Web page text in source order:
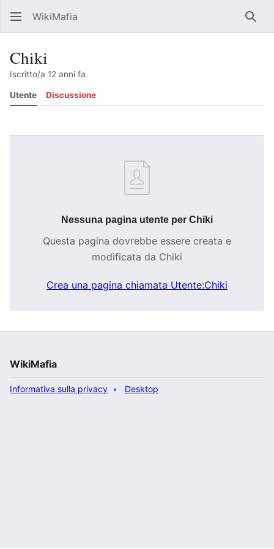
WikiMafia
Chiki
Iscritto/a 12 anni fa
Utente Discussione
Nessuna pagina utente per Chiki
Questa pagina dovrebbe essere creata e
modificata da Chiki
Crea una pagina chiamata Utente:Chiki
WikiMafia
Informativa sulla privacy Desktop